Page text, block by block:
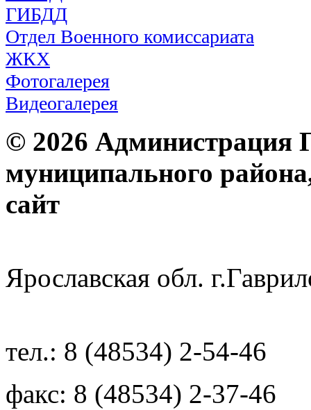
ГИБДД
Отдел Военного комиссариата
ЖКХ
Фотогалерея
Видеогалерея
© 2026 Администрация
муниципального
Ярославская обл.
тел.: 8 (48534) 2-54-46
факс: 8 (48534) 2-37-46